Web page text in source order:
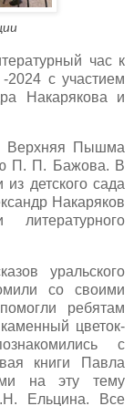
час к
2024 с участием
Накарякова и
Верхняя Пышма
П. П. Бажова. В
детского сада
Накаряков
уральского
со своими
ребятам
цветок-
с
книги Павла
на эту тему
Ельцина. Все